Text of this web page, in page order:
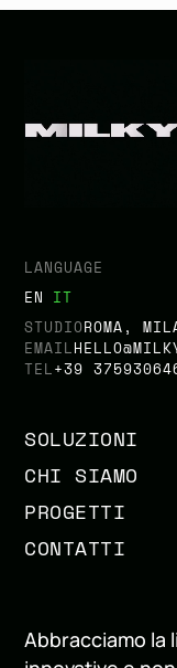
LANGUAGE
EN IT
STUDIOROMA,
EMAIL
TEL+39
SOLUZIONI
CHI SIAMO
PROGETTI
CONTATTI
Abbracciamo la